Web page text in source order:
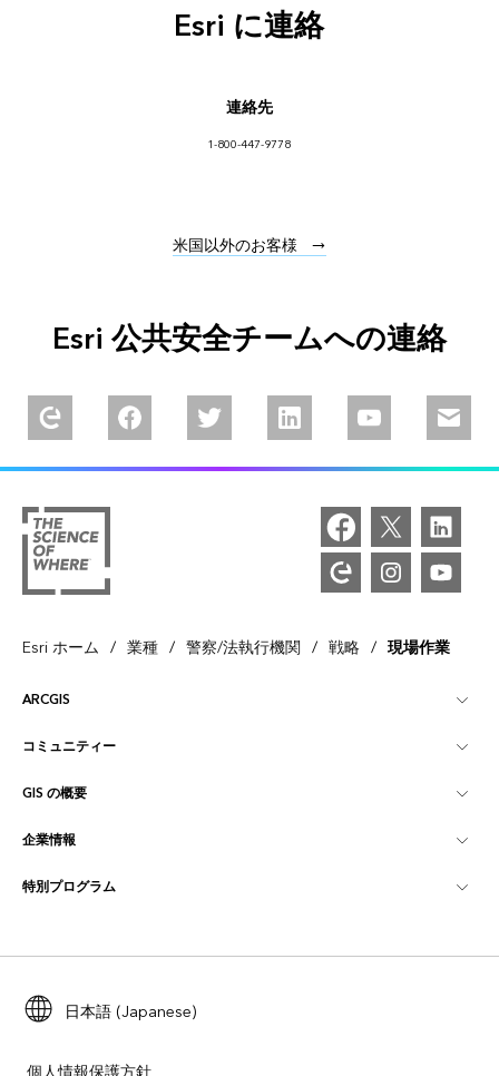
Esri に連絡
連絡先
1-800-447-9778
米国以外のお客様
Esri 公共安全チームへの連絡
Explore our Esri Community
Follow us on Facebook
Follow us on TwitterFollow us on Linkedin
Watch us onEmail
Esri ホーム / 業種 / 警察/法執行機関 / 戦略 / 現場作業
ARCGIS
ArcGIS の概要
マッピング
ArcGIS Online
開発者向けテクノロジー
ArcGIS Location Platform
コミュニティー
Esri Community
ArcGIS ブログ
ユーザー調査およびテスト
Esri Young Professionals Network
イベント
GIS の概要
GIS とは
ロケーション インテリジェンス
トレーニング
ArcUser
企業情報
Esri について
採用情報
特別プログラム
ArcGIS for Student Use
日本語 (Japanese)